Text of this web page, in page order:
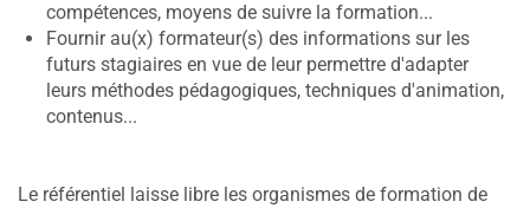
compétences, moyens de suivre la formation...
Fournir au(x) formateur(s) des informations sur les
futurs stagiaires en vue de leur permettre d'adapter
leurs méthodes pédagogiques, techniques d'animation,
contenus...
Le référentiel laisse libre les organismes de formation de